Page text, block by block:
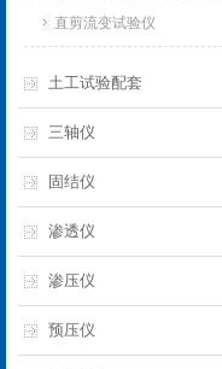
直剪流变试验仪
土工试验配套
三轴仪
固结仪
渗透仪
渗压仪
预压仪